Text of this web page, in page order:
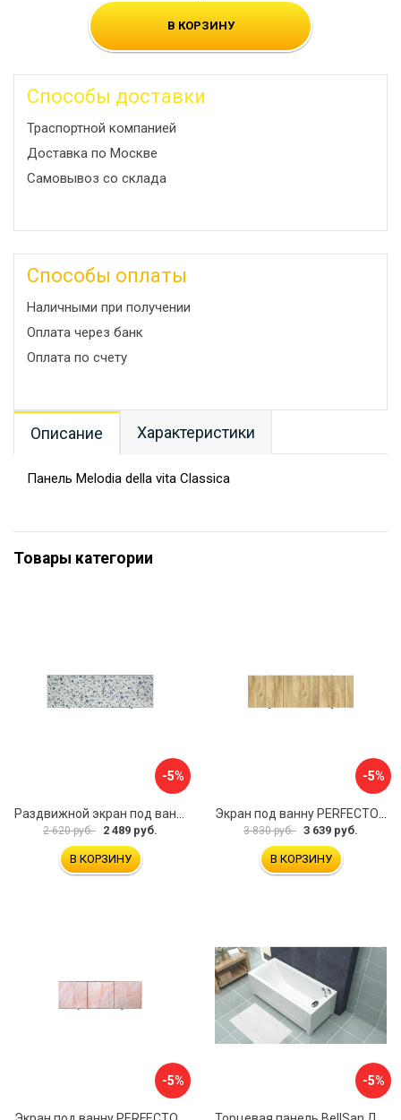
В КОРЗИНУ
Способы доставки
Траспортной компанией
Доставка по Москве
Самовывоз со склада
Способы оплаты
Наличными при получении
Оплата через банк
Оплата по счету
Описание Характеристики
Панель Melodia della vita Classica
Товары категории
-5%
2 620 руб. 2 489 руб.
В КОРЗИНУ
-5%
3 830 руб. 3 639 руб.
В КОРЗИНУ
-5% -5%